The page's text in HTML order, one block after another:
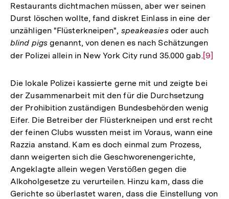
Restaurants dichtmachen müssen, aber wer seinen
Durst löschen wollte, fand diskret Einlass in eine der
unzähligen "Flüsterkneipen", speakeasiesoder auch
blind pigsgenannt, von denen es nach Schätzungen
der Polizei allein in New York City rund 35.000 gab.Zur
der
[9]
Die lokale Polizei kassierte gerne mit und zeigte bei
der Zusammenarbeit mit den für die Durchsetzung
der Prohibition zuständigen Bundesbehörden wenig
Eifer. Die Betreiber der Flüsterkneipen und erst recht
der feinen Clubs wussten meist im Voraus, wann eine
Razzia anstand. Kam es doch einmal zum Prozess,
dann weigerten sich die Geschworenengerichte,
Angeklagte allein wegen Verstößen gegen die
Alkoholgesetze zu verurteilen. Hinzu kam, dass die
Gerichte so überlastet waren, dass die Einstellung von